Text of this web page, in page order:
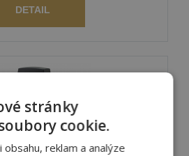
DETAIL
stránky
cookie.
obsahu, reklam a analýze